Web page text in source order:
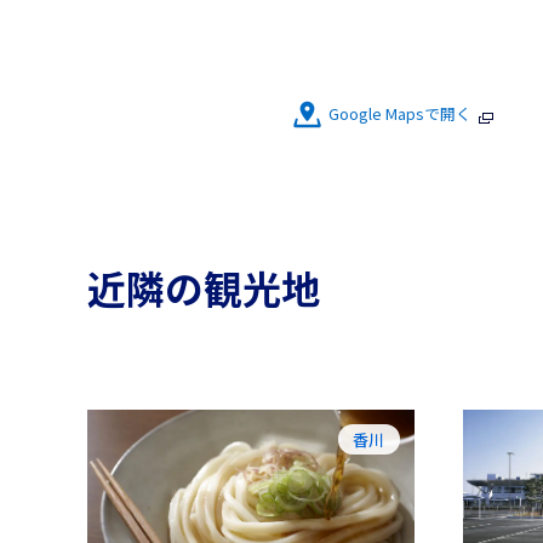
Google Mapsで開く
近隣の観光地
香川